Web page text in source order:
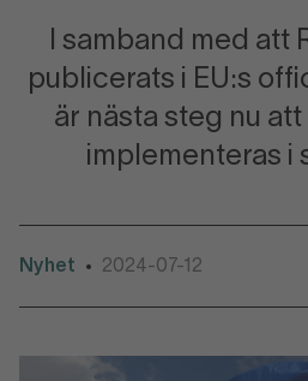
I samband med att
publicerats i EU:s
är nästa steg nu
implementeras i
Nyhet • 2024-07-12